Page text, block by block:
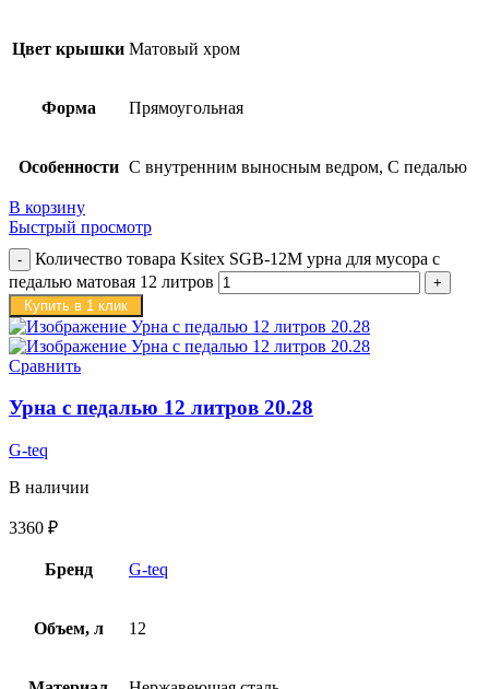
Цвет крышки Матовый хром
Форма Прямоугольная
Особенности С внутренним выносным ведром, С педалью
В корзину
Быстрый просмотр
Количество товара Ksitex SGB-12M урна для мусора с
педалью матовая 12 литров
Купить в 1 клик
Сравнить
Урна с педалью 12 литров 20.28
G-teq
В наличии
3360 ₽
Бренд G-teq
Объем, л 12